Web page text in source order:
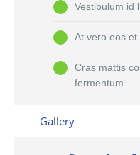
Vestibulum id
At vero eos et
Cras mattis
fermentum.
Gallery